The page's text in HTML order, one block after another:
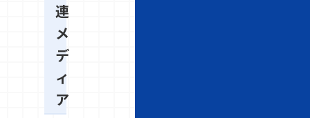
連
メ
デ
ィ
ア